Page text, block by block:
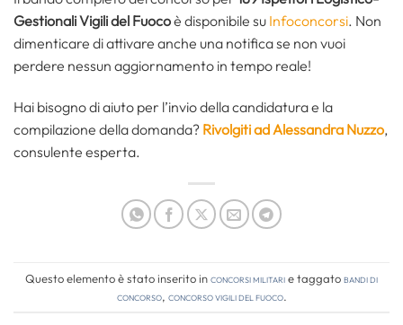
Gestionali Vigili del Fuocoè disponibile su Infoconcorsi. Non
dimenticare di attivare anche una notifica se non vuoi
perdere nessun aggiornamento in tempo reale!
Hai bisogno di aiuto per l’invio della candidatura e la
compilazione della domanda? Rivolgiti ad Alessandra Nuzzo,
consulente esperta.
Questo elemento è stato inserito inConcorsi Militarie taggatobandi di
concorso, concorso vigili del fuoco.